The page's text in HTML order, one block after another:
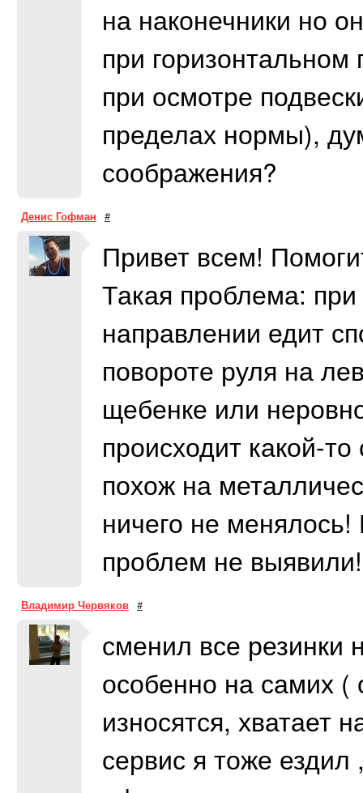
на наконечники но
при горизонтальном
при осмотре
пределах нормы),
соображения?
Денис Гофман #
Привет всем!
Такая проблема:
направлении едит
повороте руля на
щебенке или
происходит какой-
похож на
ничего не
проблем не выявили!
Владимир Червяков #
сменил все резинки
особенно на самих (
износятся, хватает
сервис я тоже ездил